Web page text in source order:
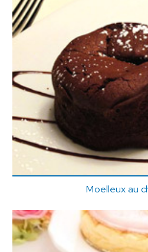
Moelleux au